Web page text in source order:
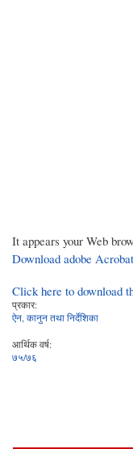
It appears your Web
Download adobe Acrobat
Click here to download
प्रकार:
ऐन, कानुन तथा निर्देशिका
आर्थिक वर्ष:
७५/७६